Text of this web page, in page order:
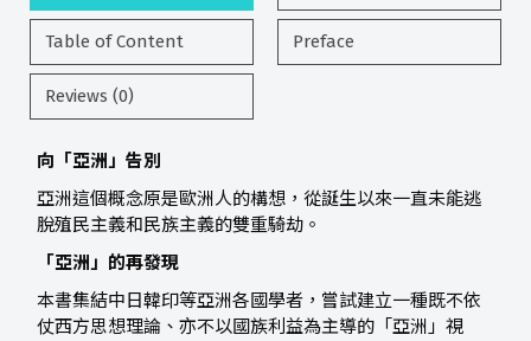
Table of Content Preface
Reviews (0)
向「亞洲」告別
亞洲這個概念原是歐洲人的構想，從誕生以來一直未能逃
脫殖民主義和民族主義的雙重騎劫。
「亞洲」的再發現
本書集結中日韓印等亞洲各國學者，嘗試建立一種既不依
仗西方思想理論、亦不以國族利益為主導的「亞洲」視